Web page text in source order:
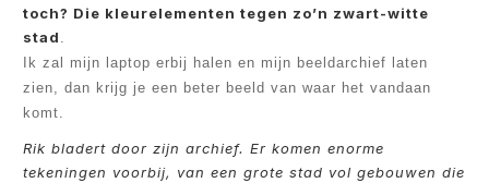
toch? Die kleurelementen tegen zo’n zwart-witte
stad .
Ik zal mijn laptop erbij halen en mijn beeldarchief laten
zien, dan krijg je een beter beeld van waar het vandaan
komt.
Rik bladert door zijn archief. Er komen enorme
tekeningen voorbij, van een grote stad vol gebouwen die